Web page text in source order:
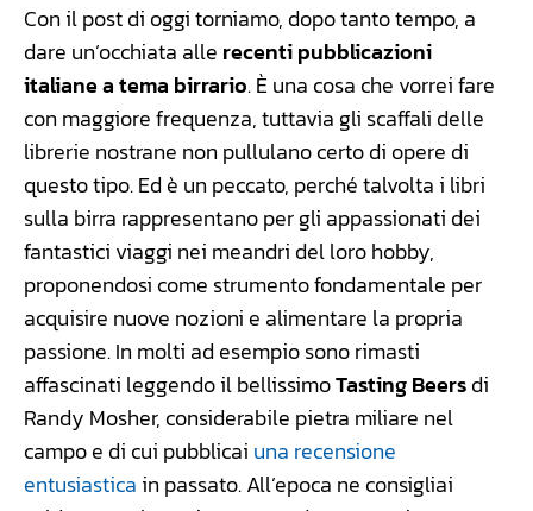
Con il post di oggi torniamo, dopo tanto tempo, a
dare un’occhiata alle recenti pubblicazioni
italiane a tema birrario. È una cosa che vorrei fare
con maggiore frequenza, tuttavia gli scaffali delle
librerie nostrane non pullulano certo di opere di
questo tipo. Ed è un peccato, perché talvolta i libri
sulla birra rappresentano per gli appassionati dei
fantastici viaggi nei meandri del loro hobby,
proponendosi come strumento fondamentale per
acquisire nuove nozioni e alimentare la propria
passione. In molti ad esempio sono rimasti
affascinati leggendo il bellissimoTasting Beersdi
Randy Mosher, considerabile pietra miliare nel
campo e di cui pubblicai una recensione
entusiastica in passato. All’epoca ne consigliai